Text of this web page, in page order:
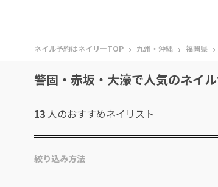
ネイル予約はネイリーTOP › 九州・沖縄 › 福岡県 ›
警固・赤坂・大濠で人気のネイ
13 人のおすすめネイリスト
絞り込み方法